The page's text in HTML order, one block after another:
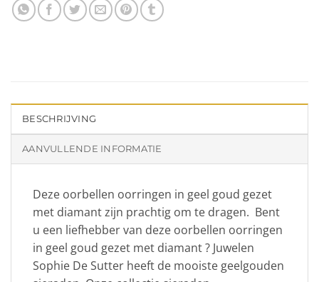
BESCHRIJVING
AANVULLENDE INFORMATIE
Deze oorbellen oorringen in geel goud gezet
met diamant zijn prachtig om te dragen. Bent
u een liefhebber van deze oorbellen oorringen
in geel goud gezet met diamant ? Juwelen
Sophie De Sutter heeft de mooiste geelgouden